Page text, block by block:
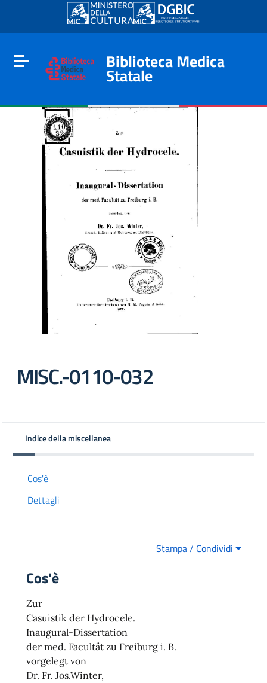
Go to content
Go to the navigation menu
Go to the footer
Toggle navigation
Biblioteca Medica
Statale
MISC.-0110-032
Indice della miscellanea
Cos'è
Dettagli
Stampa / Condividi
Cos'è
Zur
Casuistik der Hydrocele.
Inaugural-Dissertation
der med. Facultät zu Freiburg i. B.
vorgelegt von
Dr. Fr. Jos.Winter,